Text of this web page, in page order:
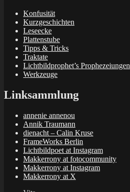
Konfusität
Kurzgeschichten
Leseecke
Plattenstube
Tipps & Tricks
Traktate
Lichtbildprophet’s Prophezeiungen
Werkzeuge
Linksammlung
annenie annenou
Annik Traumann
dienacht – Calin Kruse
FrameWorks Berlin
Lichtbildpoet at Instagram
Makkerrony at fotocommunity
Makkerrony at Instagram
Makkerrony at X